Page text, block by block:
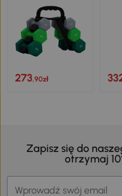
273,90zł
Zapisz się do
otrzymaj